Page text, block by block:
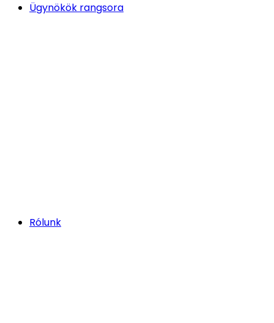
Ügynökök rangsora
Rólunk